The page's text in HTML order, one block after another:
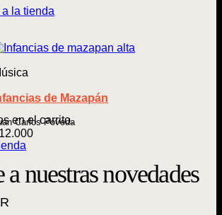
la tienda
en el carrito.
de Mazapán
Carlos Poveda
12.000
a nuestras novedades